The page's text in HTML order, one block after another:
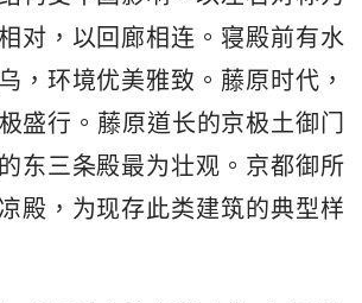
对，以回廊相连。寝殿前有水
，环境优美雅致。藤原时代，
盛行。藤原道长的京极土御门
东三条殿最为壮观。京都御所
殿，为现存此类建筑的典型样